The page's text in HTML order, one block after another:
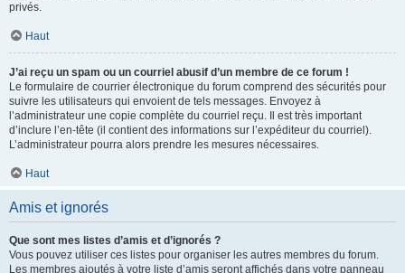
privés.
Haut
J’ai reçu un spam ou un courriel abusif d’un membre de ce forum !
Le formulaire de courrier électronique du forum comprend des sécurités pour
suivre les utilisateurs qui envoient de tels messages. Envoyez à
l’administrateur une copie complète du courriel reçu. Il est très important
d’inclure l’en-tête (il contient des informations sur l’expéditeur du courriel).
L’administrateur pourra alors prendre les mesures nécessaires.
Haut
Amis et ignorés
Que sont mes listes d’amis et d’ignorés ?
Vous pouvez utiliser ces listes pour organiser les autres membres du forum.
Les membres ajoutés à votre liste d’amis seront affichés dans votre panneau